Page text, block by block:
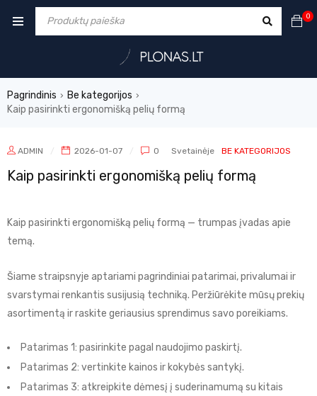
0
Pagrindinis › Be kategorijos ›
Kaip pasirinkti ergonomišką pelių formą
ADMIN 2026-01-07 0 Svetainėje BE KATEGORIJOS
Kaip pasirinkti ergonomišką pelių formą
Kaip pasirinkti ergonomišką pelių formą — trumpas įvadas apie
temą.
Šiame straipsnyje aptariami pagrindiniai patarimai, privalumai ir
svarstymai renkantis susijusią techniką. Peržiūrėkite mūsų prekių
asortimentą ir raskite geriausius sprendimus savo poreikiams.
Patarimas 1: pasirinkite pagal naudojimo paskirtį.
Patarimas 2: vertinkite kainos ir kokybės santykį.
Patarimas 3: atkreipkite dėmesį į suderinamumą su kitais